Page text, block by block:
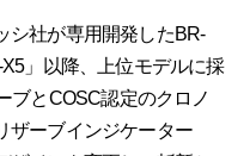
社が専用開発したBR‐
」以降、上位モデルに採
ブとCOSC認定のクロノ
ザーブインジケーター